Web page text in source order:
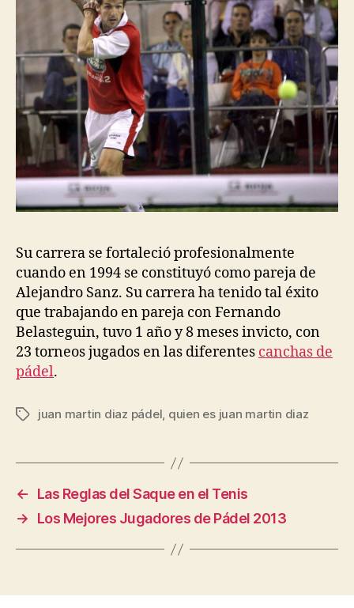
Su carrera se fortaleció profesionalmente
cuando en 1994 se constituyó como pareja de
Alejandro Sanz. Su carrera ha tenido tal éxito
que trabajando en pareja con Fernando
Belasteguin, tuvo 1 año y 8 meses invicto, con
23 torneos jugados en las diferentes canchas de
pádel.
Etiquetas
juan martin diaz pádel, quien es juan martin diaz
←
Las Reglas del Saque en el Tenis
→
Los Mejores Jugadores de Pádel 2013